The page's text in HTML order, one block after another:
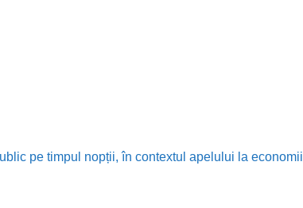
pe timpul nopții, în contextul apelului la economii